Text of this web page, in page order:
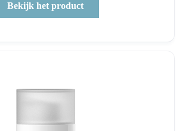
Bekijk het product